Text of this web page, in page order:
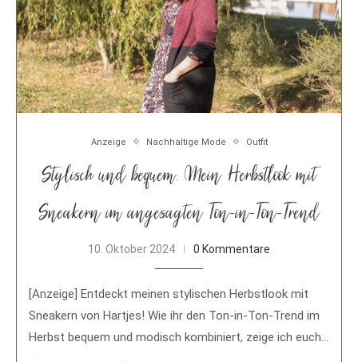
Anzeige Nachhaltige Mode Outfit
Stylisch und bequem: Mein Herbstlook mit
Sneakern im angesagten Ton-in-Ton-Trend
10. Oktober 2024 0 Kommentare
[Anzeige] Entdeckt meinen stylischen Herbstlook mit
Sneakern von Hartjes! Wie ihr den Ton-in-Ton-Trend im
Herbst bequem und modisch kombiniert, zeige ich euch